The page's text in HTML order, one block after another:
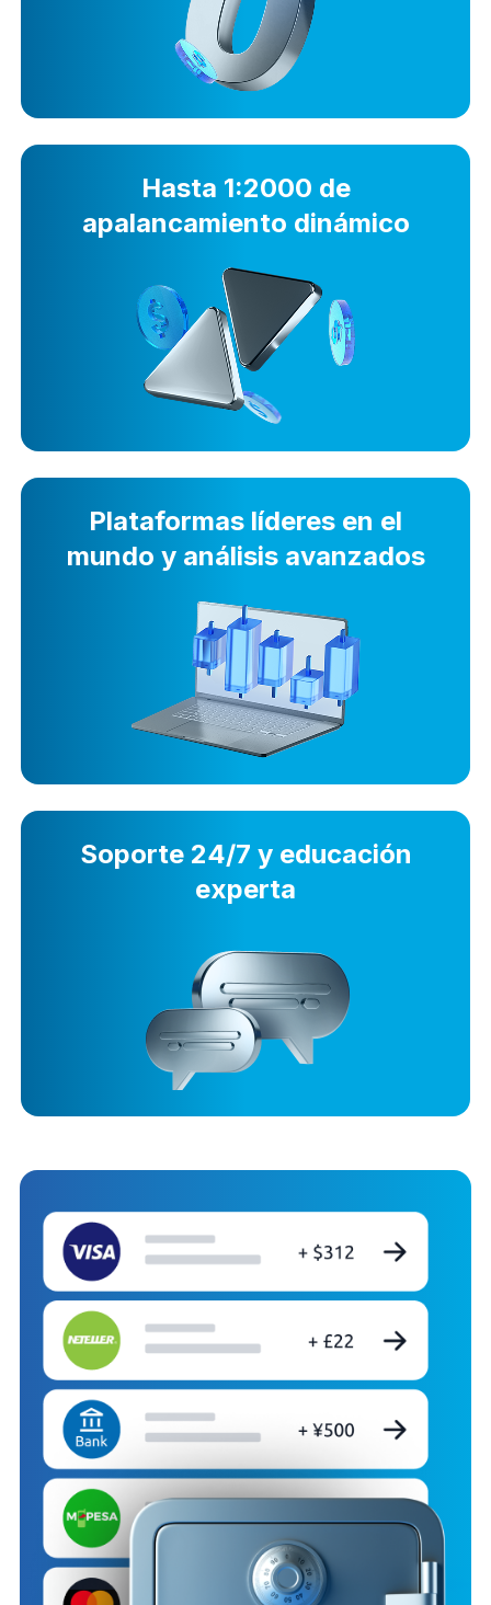
Hasta 1:2000 de
apalancamiento dinámico
Plataformas líderes en el
mundo y análisis avanzados
Soporte 24/7 y educación
experta